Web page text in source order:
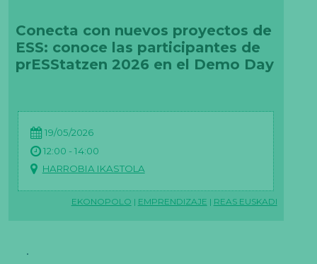
Conecta con nuevos proyectos de
ESS: conoce las participantes de
prESStatzen 2026 en el Demo Day
19/05/2026
12:00 - 14:00
HARROBIA IKASTOLA
EKONOPOLO | EMPRENDIZAJE | REAS EUSKADI